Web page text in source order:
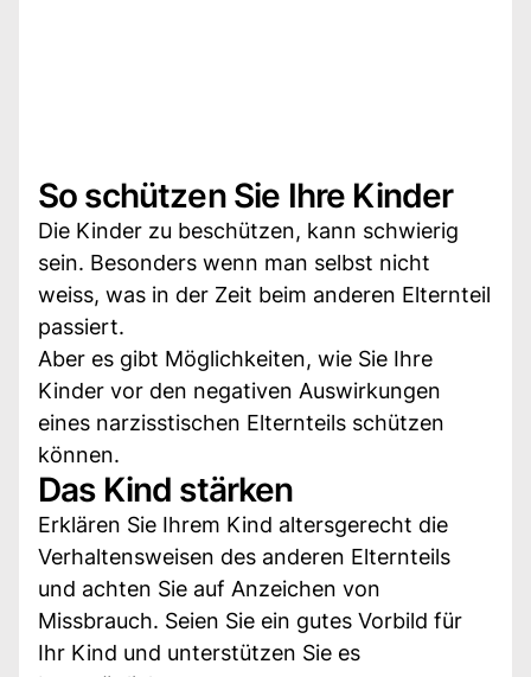
So schützen Sie Ihre Kinder
Die Kinder zu beschützen, kann schwierig
sein. Besonders wenn man selbst nicht
weiss, was in der Zeit beim anderen Elternteil
passiert.
Aber es gibt Möglichkeiten, wie Sie Ihre
Kinder vor den negativen Auswirkungen
eines narzisstischen Elternteils schützen
können.
Das Kind stärken
Erklären Sie Ihrem Kind altersgerecht die
Verhaltensweisen des anderen Elternteils
und achten Sie auf Anzeichen von
Missbrauch. Seien Sie ein gutes Vorbild für
Ihr Kind und unterstützen Sie es